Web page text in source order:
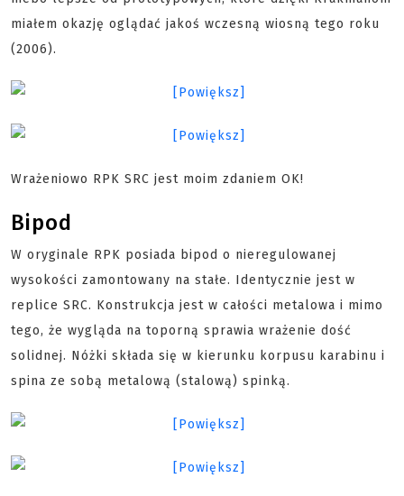
miałem okazję oglądać jakoś wczesną wiosną tego roku
(2006).
Wrażeniowo RPK SRC jest moim zdaniem OK!
Bipod
W oryginale RPK posiada bipod o nieregulowanej
wysokości zamontowany na stałe. Identycznie jest w
replice SRC. Konstrukcja jest w całości metalowa i mimo
tego, że wygląda na toporną sprawia wrażenie dość
solidnej. Nóżki składa się w kierunku korpusu karabinu i
spina ze sobą metalową (stalową) spinką.